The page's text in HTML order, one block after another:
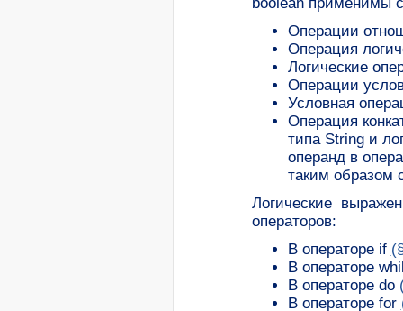
Операции
Операция
Логические
Операции
Условная
Операция
типа String и
операнд в
таким образом
Логические
операторов:
В операторе if
В операторе
В операторе do
В операторе for